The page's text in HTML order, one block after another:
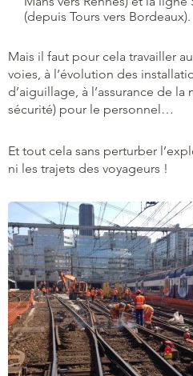
(depuis Tours vers Bordeaux).
Mais il faut pour cela travailler
voies, à l’évolution des
d’aiguillage, à l’assurance de
sécurité) pour le personnel…
Et tout cela sans perturber
ni les trajets des voyageurs !